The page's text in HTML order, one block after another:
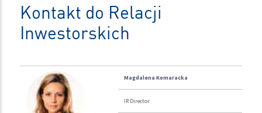
Kontakt do Relacji
Inwestorskich
Magdalena Komaracka
IR Director